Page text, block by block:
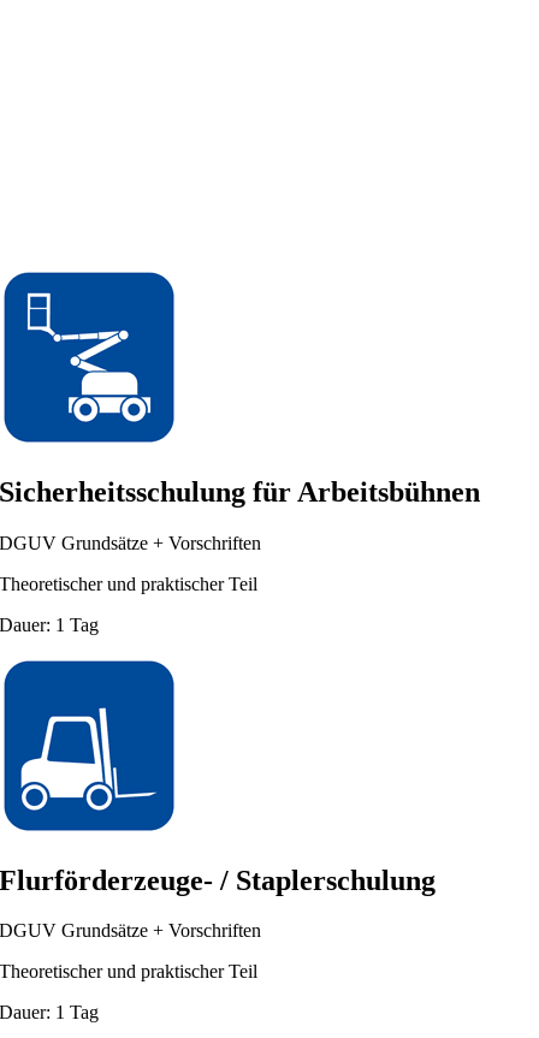
Sicherheitsschulung für Arbeitsbühnen
DGUV Grundsätze + Vorschriften
Theoretischer und praktischer Teil
Dauer: 1 Tag
Flurförderzeuge- / Staplerschulung
DGUV Grundsätze + Vorschriften
Theoretischer und praktischer Teil
Dauer: 1 Tag